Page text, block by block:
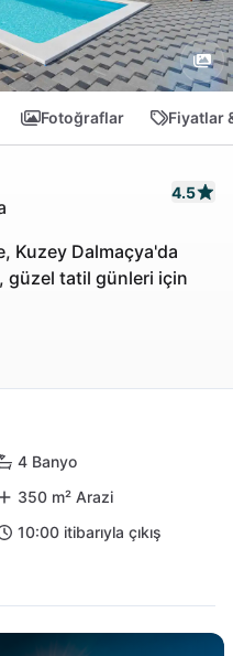
Fotoğraflar Fiyatlar
4.5
Kuzey Dalmaçya'da
güzel tatil günleri için
4 Banyo
350 m² Arazi
10:00 itibarıyla çıkış